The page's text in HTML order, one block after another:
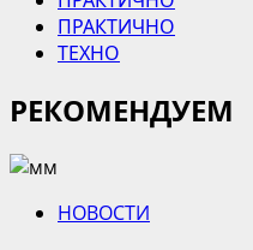
ПРАКТИЧНО
ТЕХНО
РЕКОМЕНДУЕМ
НОВОСТИ